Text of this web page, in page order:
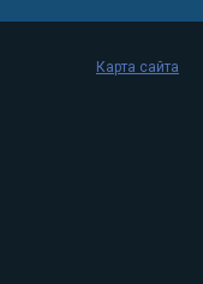
Карта сайта